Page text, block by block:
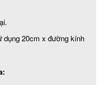
20cm x đường kính